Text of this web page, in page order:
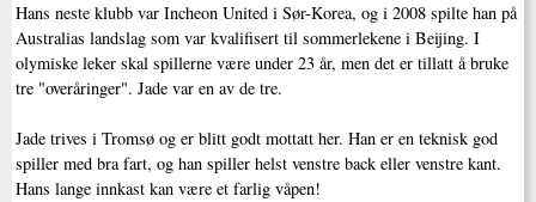
Hans neste klubb var Incheon United i Sør-Korea, og i 2008 spilte han på
Australias landslag som var kvalifisert til sommerlekene i Beijing. I
olymiske leker skal spillerne være under 23 år, men det er tillatt å bruke
tre "overåringer". Jade var en av de tre.
Jade trives i Tromsø og er blitt godt mottatt her. Han er en teknisk god
spiller med bra fart, og han spiller helst venstre back eller venstre kant.
Hans lange innkast kan være et farlig våpen!